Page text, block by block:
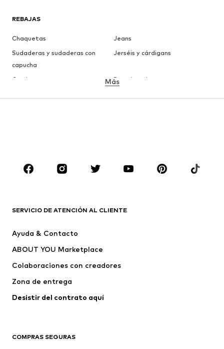
REBAJAS
Chaquetas
Jeans
Sudaderas y sudaderas con
capucha
Jerséis y cárdigans
Camisetas
Ropa interior
ROPA
Camisetas
Jeans
Pantalones
Ropa interior
Jerséis y cárdigans
Trajes y chaquetas
Más
SERVICIO DE ATENCIÓN AL CLIENTE
Ayuda & Contacto
ABOUT YOU Marketplace
Colaboraciones con creadores
Zona de entrega
Desistir del contrato aquí
COMPRAS SEGURAS